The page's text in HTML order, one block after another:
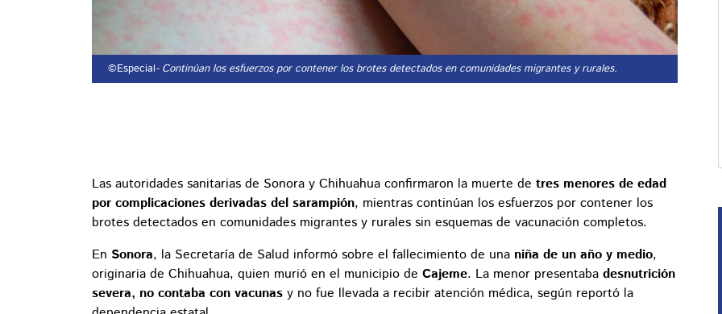
©Especial- Continúan los esfuerzos por contener los brotes detectados en comunidades migrantes y rurales.
Las autoridades sanitarias de Sonora y Chihuahua confirmaron la muerte de tres menores de edad
por complicaciones derivadas del sarampión, mientras continúan los esfuerzos por contener los
brotes detectados en comunidades migrantes y rurales sin esquemas de vacunación completos.
En Sonora, la Secretaría de Salud informó sobre el fallecimiento de una niña de un año y medio,
originaria de Chihuahua, quien murió en el municipio de Cajeme. La menor presentaba desnutrición
severa, no contaba con vacunas y no fue llevada a recibir atención médica, según reportó la